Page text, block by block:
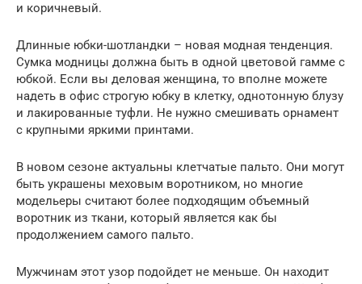
и коричневый.
Длинные юбки-шотландки – новая модная тенденция.
Сумка модницы должна быть в одной цветовой гамме с
юбкой. Если вы деловая женщина, то вполне можете
надеть в офис строгую юбку в клетку, однотонную блузу
и лакированные туфли. Не нужно смешивать орнамент
с крупными яркими принтами.
В новом сезоне актуальны клетчатые пальто. Они могут
быть украшены меховым воротником, но многие
модельеры считают более подходящим объемный
воротник из ткани, который является как бы
продолжением самого пальто.
Мужчинам этот узор подойдет не меньше. Он находит